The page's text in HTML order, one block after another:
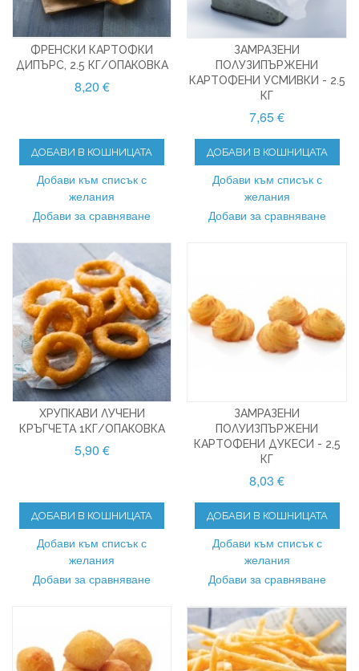
ФРЕНСКИ КАРТОФКИ
ДИПЪРС, 2.5 КГ/ОПАКОВКА
8,20 €
ДОБАВИ В КОШНИЦАТА
Добави към списък с
желания
Добави за сравняване
ЗАМРАЗЕНИ
ПОЛУЗИПЪРЖЕНИ
КАРТОФЕНИ УСМИВКИ - 2.5
КГ
7,65 €
ДОБАВИ В КОШНИЦАТА
Добави към списък с
желания
Добави за сравняване
ХРУПКАВИ ЛУЧЕНИ
КРЪГЧЕТА 1КГ/ОПАКОВКА
5,90 €
ДОБАВИ В КОШНИЦАТА
Добави към списък с
желания
Добави за сравняване
ЗАМРАЗЕНИ
ПОЛУИЗПЪРЖЕНИ
КАРТОФЕНИ ДУКЕСИ - 2,5
КГ
8,03 €
ДОБАВИ В КОШНИЦАТА
Добави към списък с
желания
Добави за сравняване